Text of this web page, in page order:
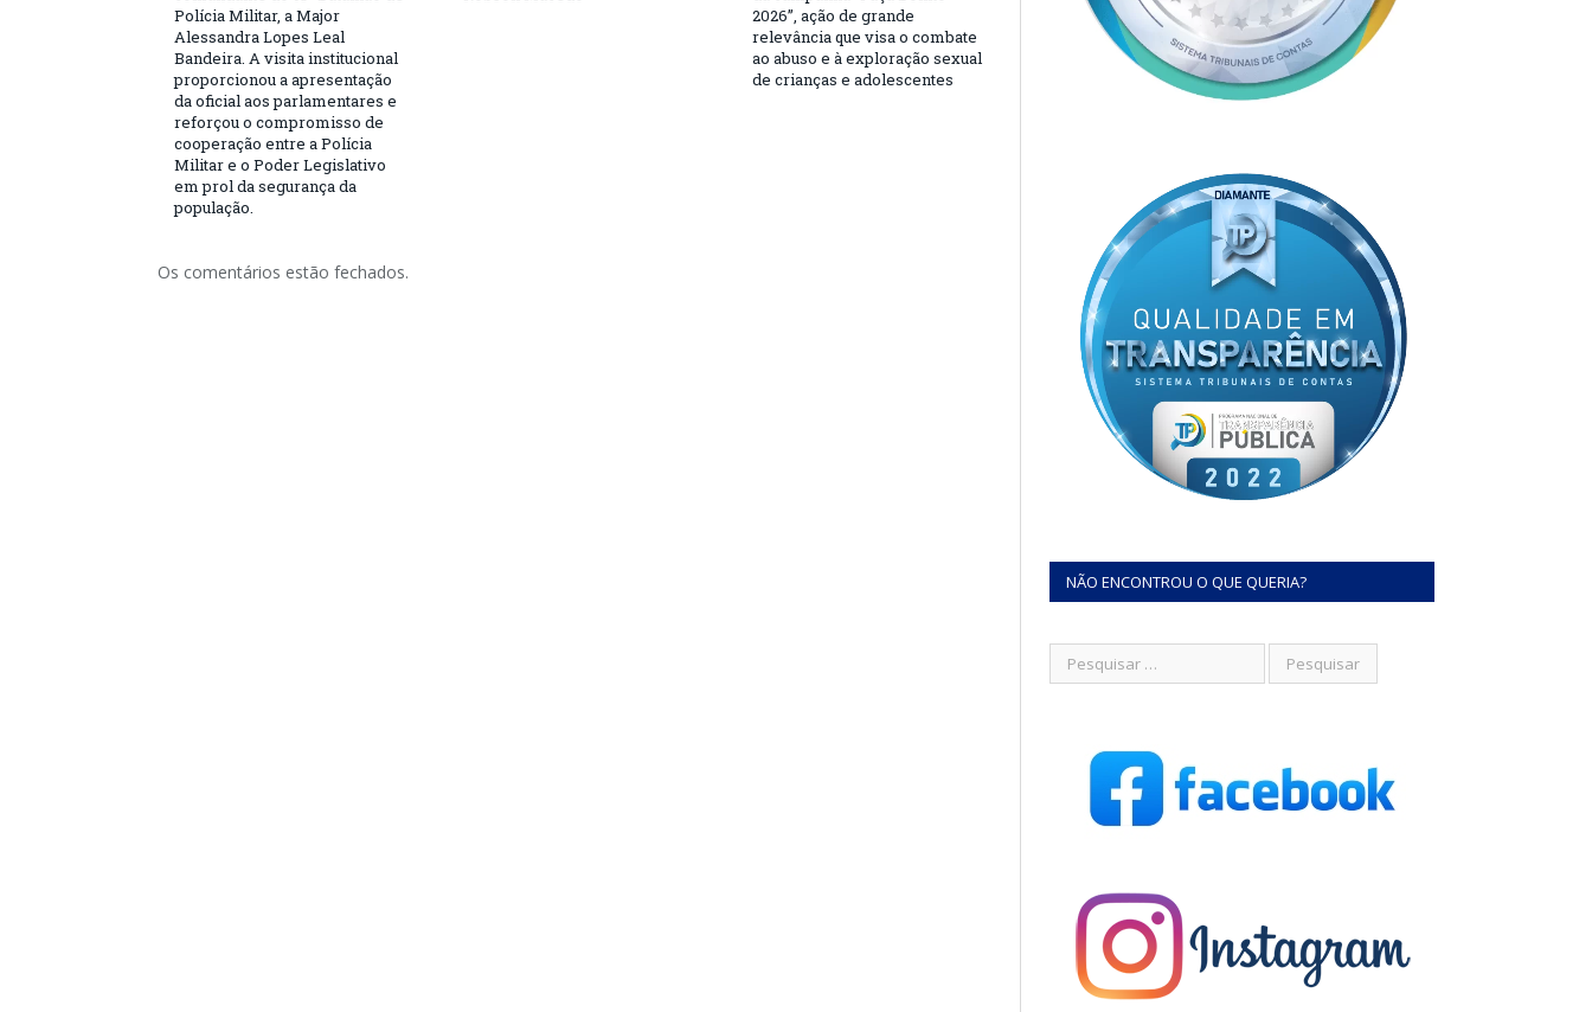
Polícia Militar, a Major
Alessandra Lopes Leal
Bandeira. A visita institucional
proporcionou a apresentação
da oficial aos parlamentares e
reforçou o compromisso de
cooperação entre a Polícia
Militar e o Poder Legislativo
em prol da segurança da
população.
2026”, ação de grande
relevância que visa o combate
ao abuso e à exploração sexual
de crianças e adolescentes
Os comentários estão fechados.
NÃO ENCONTROU O QUE QUERIA?